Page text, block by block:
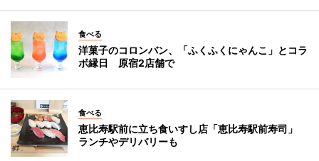
食べる
洋菓子のコロンバン、「ふくふくにゃんこ」とコラ
ボ縁日 原宿2店舗で
食べる
恵比寿駅前に立ち食いすし店「恵比寿駅前寿司」
ランチやデリバリーも